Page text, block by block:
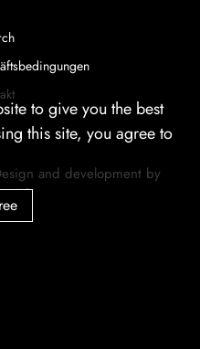
and development by
AG
to give you the best
this site, you agree to